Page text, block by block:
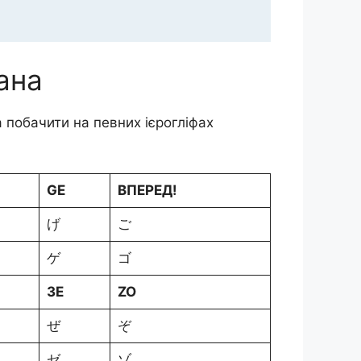
на певних ієрогліфах
GE ВПЕРЕД!
げ ご
ゲ ゴ
ЗЕ ZO
ぜ ぞ